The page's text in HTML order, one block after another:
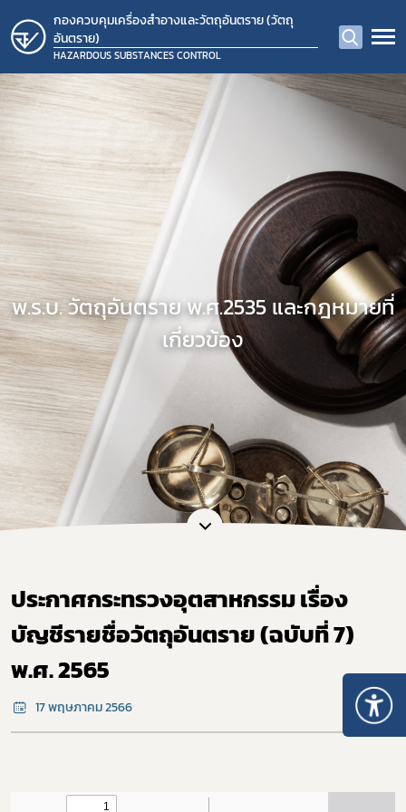
กองควบคุมเครื่องสำอางและวัตถุอันตราย (วัตถุ
อันตราย)
HAZARDOUS SUBSTANCES CONTROL
พ.ร.บ. วัตถุอันตราย พ.ศ.2535 และกฎหมายที่
เกี่ยวข้อง
ประกาศกระทรวงอุตสาหกรรม เรื่อง
บัญชีรายชื่อวัตถุอันตราย (ฉบับที่ 7)
พ.ศ. 2565
17 พฤษภาคม 2566